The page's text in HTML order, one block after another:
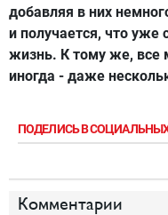
добавляя в них
и получается, что уже
жизнь. К тому же, все
иногда - даже
ПОДЕЛИСЬ В
Комментарии